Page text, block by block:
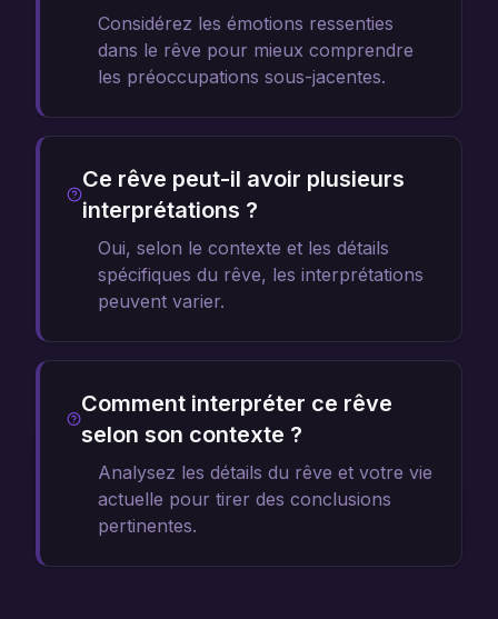
Considérez les émotions ressenties
dans le rêve pour mieux comprendre
les préoccupations sous-jacentes.
Ce rêve peut-il avoir plusieurs
interprétations ?
Oui, selon le contexte et les détails
spécifiques du rêve, les interprétations
peuvent varier.
Comment interpréter ce rêve
selon son contexte ?
Analysez les détails du rêve et votre vie
actuelle pour tirer des conclusions
pertinentes.